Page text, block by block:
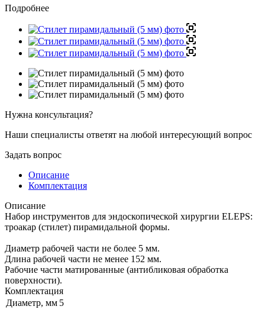
Подробнее
Нужна консультация?
Наши специалисты ответят на любой интересующий вопрос
Задать вопрос
Описание
Комплектация
Описание
Набор инструментов для эндоскопической хирургии ELEPS:
троакар (стилет) пирамидальной формы.
Диаметр рабочей части не более 5 мм.
Длина рабочей части не менее 152 мм.
Рабочие части матированные (антибликовая обработка
поверхности).
Комплектация
Диаметр, мм 5